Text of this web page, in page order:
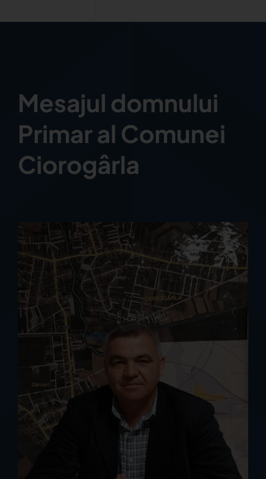
Mesajul domnului
Primar al Comunei
Ciorogârla